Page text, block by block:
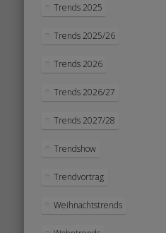
Trends 2025
Trends 2025/26
Trends 2026
Trends 2026/27
Trends 2027/28
Trendshow
Trendvortrag
Weihnachtstrends